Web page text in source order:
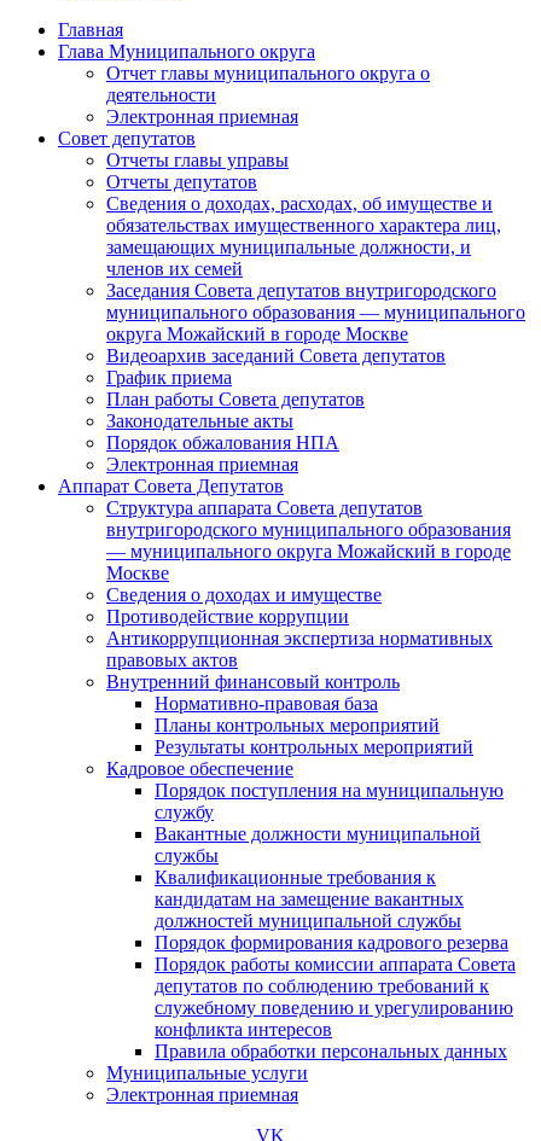
Главная
Глава Муниципального округа
Отчет главы муниципального округа о
деятельности
Электронная приемная
Совет депутатов
Отчеты главы управы
Отчеты депутатов
Сведения о доходах, расходах, об имуществе и
обязательствах имущественного характера лиц,
замещающих муниципальные должности, и
членов их семей
Заседания Совета депутатов внутригородского
муниципального образования — муниципального
округа Можайский в городе Москве
Видеоархив заседаний Совета депутатов
График приема
План работы Совета депутатов
Законодательные акты
Порядок обжалования НПА
Электронная приемная
Аппарат Совета Депутатов
Структура аппарата Совета депутатов
внутригородского муниципального образования
— муниципального округа Можайский в городе
Москве
Сведения о доходах и имуществе
Противодействие коррупции
Антикоррупционная экспертиза нормативных
правовых актов
Внутренний финансовый контроль
Нормативно-правовая база
Планы контрольных мероприятий
Результаты контрольных мероприятий
Кадровое обеспечение
Порядок поступления на муниципальную
службу
Вакантные должности муниципальной
службы
Квалификационные требования к
кандидатам на замещение вакантных
должностей муниципальной службы
Порядок формирования кадрового резерва
Порядок работы комиссии аппарата Совета
депутатов по соблюдению требований к
служебному поведению и урегулированию
конфликта интересов
Правила обработки персональных данных
Муниципальные услуги
Электронная приемная
VK